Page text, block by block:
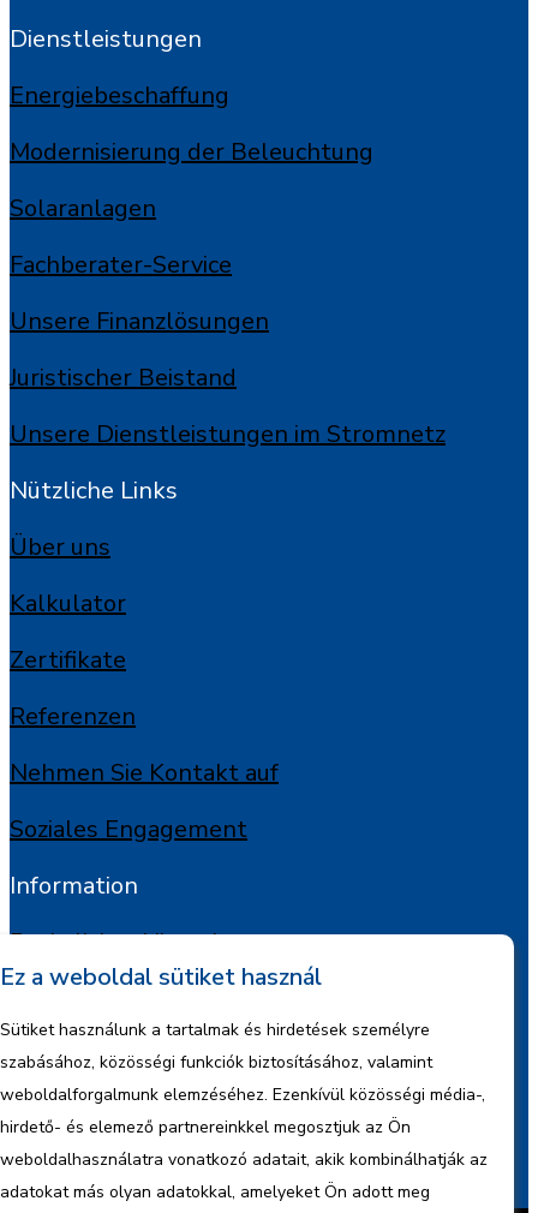
Dienstleistungen
Energiebeschaffung
Modernisierung der Beleuchtung
Solaranlagen
Fachberater-Service
Unsere Finanzlösungen
Juristischer Beistand
Unsere Dienstleistungen im Stromnetz
Nützliche Links
Über uns
Kalkulator
Zertifikate
Referenzen
Nehmen Sie Kontakt auf
Soziales Engagement
Information
Rechtlicher Hinweis
Informationen zum Datenmanagement
Firmeninformationen
Berichte
Ez a weboldal sütiket használ
Sütiket használunk a tartalmak és hirdetések személyre
szabásához, közösségi funkciók biztosításához, valamint
weboldalforgalmunk elemzéséhez. Ezenkívül közösségi média-,
hirdető- és elemező partnereinkkel megosztjuk az Ön
weboldalhasználatra vonatkozó adatait, akik kombinálhatják az
adatokat más olyan adatokkal, amelyeket Ön adott meg